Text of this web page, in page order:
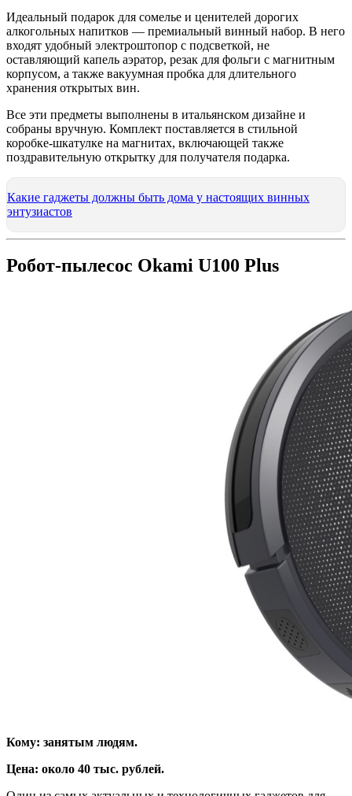
Идеальный подарок для сомелье и ценителей дорогих
алкогольных напитков — премиальный винный набор. В него
входят удобный электроштопор с подсветкой, не
оставляющий капель аэратор, резак для фольги с магнитным
корпусом, а также вакуумная пробка для длительного
хранения открытых вин.
Все эти предметы выполнены в итальянском дизайне и
собраны вручную. Комплект поставляется в стильной
коробке-шкатулке на магнитах, включающей также
поздравительную открытку для получателя подарка.
Какие гаджеты должны быть дома у настоящих винных
энтузиастов
Робот-пылесос Okami U100 Plus
Кому: занятым людям.
Цена: около 40 тыс. рублей.